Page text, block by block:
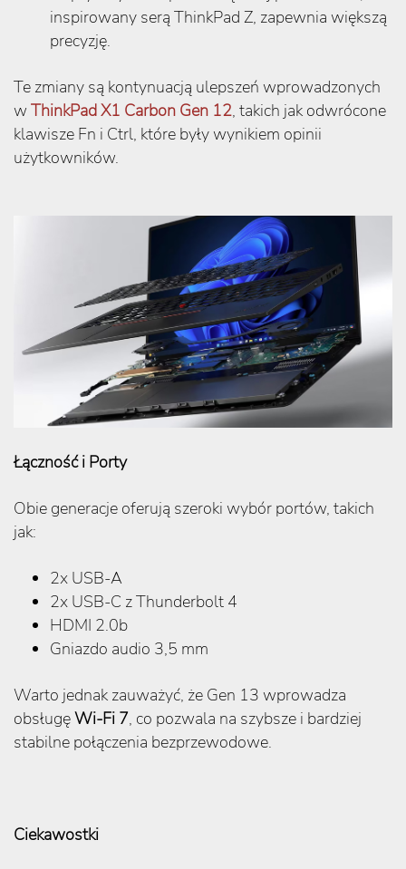
inspirowany serą ThinkPad Z, zapewnia większą
precyzję.
Te zmiany są kontynuacją ulepszeń wprowadzonych
w ThinkPad X1 Carbon Gen 12, takich jak odwrócone
klawisze Fn i Ctrl, które były wynikiem opinii
użytkowników.
Łączność i Porty
Obie generacje oferują szeroki wybór portów, takich
jak:
2x USB-A
2x USB-C z Thunderbolt 4
HDMI 2.0b
Gniazdo audio 3,5 mm
Warto jednak zauważyć, że Gen 13 wprowadza
obsługęWi-Fi 7, co pozwala na szybsze i bardziej
stabilne połączenia bezprzewodowe.
Ciekawostki